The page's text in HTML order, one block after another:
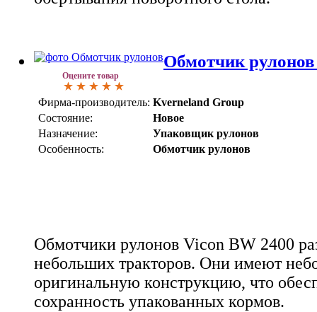
Оцените товар
Обмотчик
Фирма-производитель: Kverneland Group
Состояние:
Новое
Назначение:
Упаковщик рулонов
Особенность:
Обмотчик рулонов
Обмотчики рулонов Vicon BW 2400
небольших тракторов. Они имеют
оригинальную конструкцию, что
сохранность упакованных кормов.